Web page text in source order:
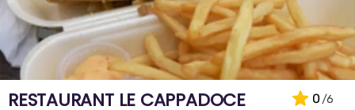
RESTAURANT LE CAPPADOCE
0